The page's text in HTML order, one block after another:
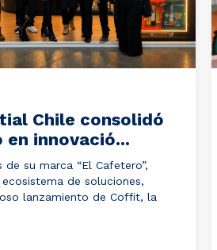
Chile consolidó
en innovació...
su marca “El Cafetero”,
de soluciones,
lanzamiento de Coffit, la